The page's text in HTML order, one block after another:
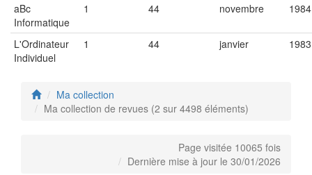
aBc
Informatique
1 44 novembre 1984
L'Ordinateur
Individuel
1 44 janvier 1983
Ma collection
Ma collection de revues (2 sur 4498 éléments)
Page visitée 10065 fois
Dernière mise à jour le 30/01/2026